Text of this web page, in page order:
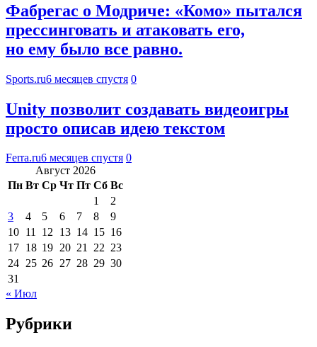
Фабрегас о Модриче: «Комо» пытался
прессинговать и атаковать его,
но ему было все равно.
Sports.ru6 месяцев спустя 0
Unity позволит создавать видеоигры
просто описав идею текстом
Ferra.ru6 месяцев спустя 0
Август 2026
Пн Вт Ср Чт Пт Сб Вс
1
2
3
4 5 6 7 8
9
10 11 12 13 14 15 16
17 18 19 20 21 22 23
24 25 26 27 28 29 30
31
« Июл
Рубрики